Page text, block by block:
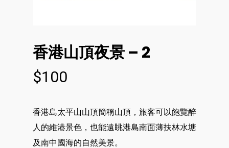
香港山頂夜景 – 2
$100
香港島太平山山頂簡稱山頂，旅客可以飽覽醉
人的維港景色，也能遠眺港島南面薄扶林水塘
及南中國海的自然美景。